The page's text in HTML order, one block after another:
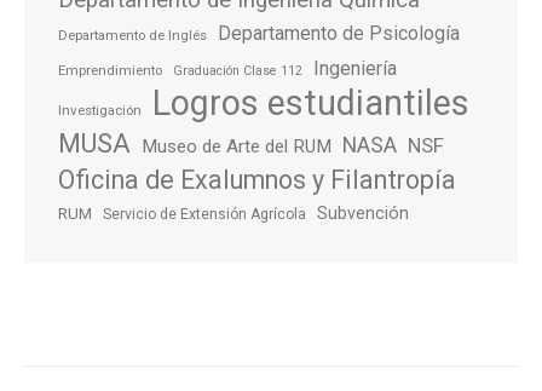
Departamento de Inglés Departamento de Psicología
Emprendimiento Graduación Clase 112 Ingeniería
Investigación Logros estudiantiles
MUSA Museo de Arte del RUM NASA NSF
Oficina de Exalumnos y Filantropía
RUM Servicio de Extensión Agrícola Subvención